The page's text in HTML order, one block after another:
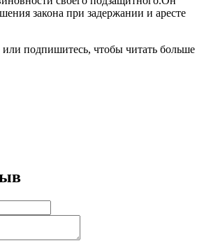
закона при задержании и аресте
подпишитесь, чтобы читать больше